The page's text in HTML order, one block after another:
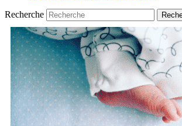
Recherche